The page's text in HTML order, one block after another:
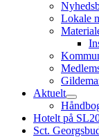
Lokale
Aktuelt
expand
child
menu
Hotelt på
Sct.